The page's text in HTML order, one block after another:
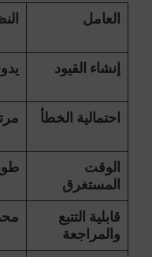
العامل
إنشاء القيود
احتمالية الخطأ
الوقت
المستغرق
قابلية التتبع
والمراجعة